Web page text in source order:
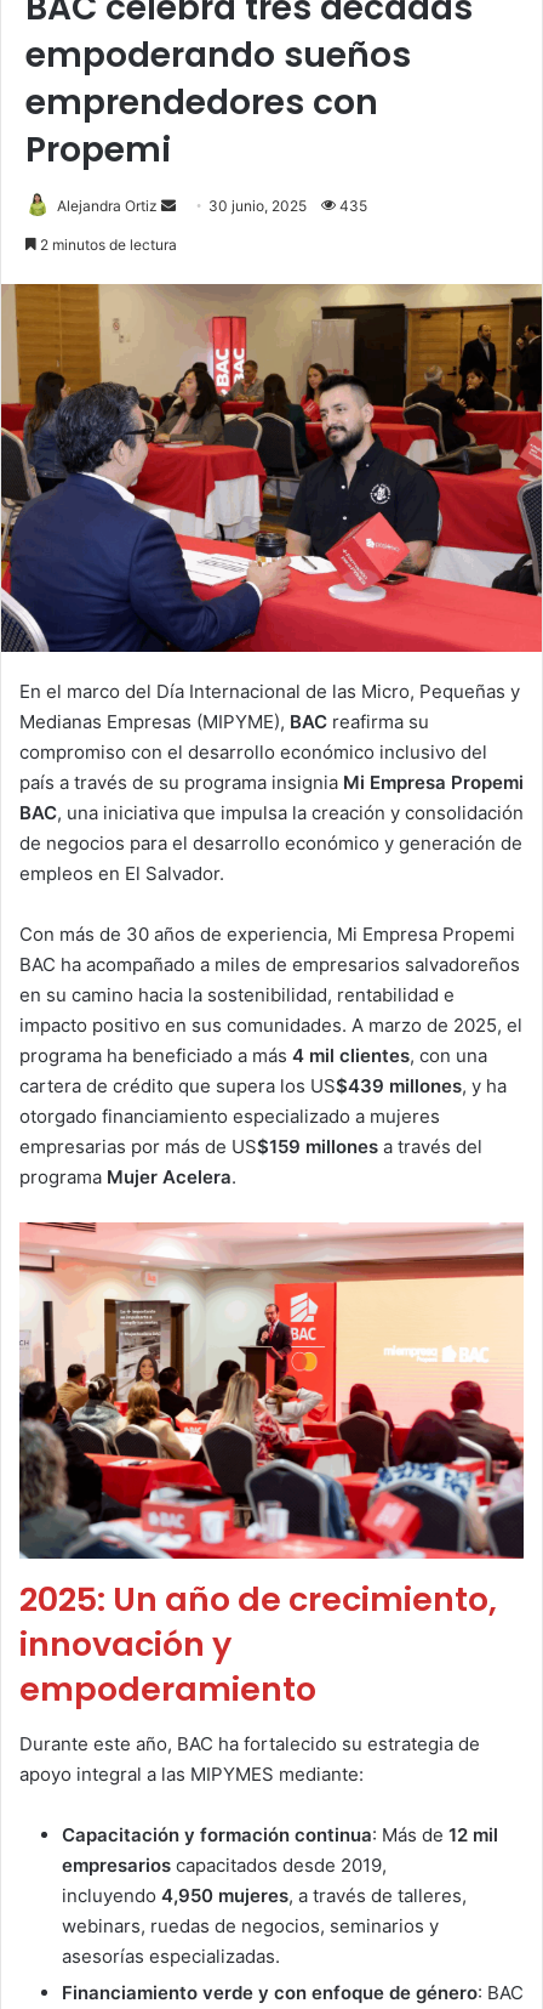
empoderando sueños
emprendedores con
Propemi
Alejandra Ortiz
Send 30 junio, 2025 435
2 minutos de lectura
En el marco del Día Internacional de las Micro, Pequeñas y
Medianas Empresas (MIPYME), BAC reafirma su
compromiso con el desarrollo económico inclusivo del
país a través de su programa insignia Mi Empresa Propemi
BAC, una iniciativa que impulsa la creación y consolidación
de negocios para el desarrollo económico y generación de
empleos en El Salvador.
Con más de 30 años de experiencia, Mi Empresa Propemi
BAC ha acompañado a miles de empresarios salvadoreños
en su camino hacia la sostenibilidad, rentabilidad e
impacto positivo en sus comunidades. A marzo de 2025, el
programa ha beneficiado a más 4 mil clientes, con una
cartera de crédito que supera los US$439 millones, y ha
otorgado financiamiento especializado a mujeres
empresarias por más de US$159 millones a través del
programa Mujer Acelera.
2025: Un año de crecimiento,
innovación y
empoderamiento
Durante este año, BAC ha fortalecido su estrategia de
apoyo integral a las MIPYMES mediante:
Capacitación y formación continua: Más de 12 mil
empresarios capacitados desde 2019,
incluyendo 4,950 mujeres, a través de talleres,
webinars, ruedas de negocios, seminarios y
asesorías especializadas.
Financiamiento verde y con enfoque de género: BAC